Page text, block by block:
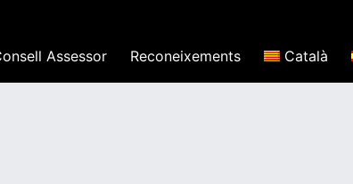
Assessor Reconeixements Català